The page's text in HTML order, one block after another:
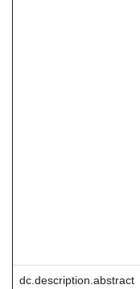
dc.description.abstract